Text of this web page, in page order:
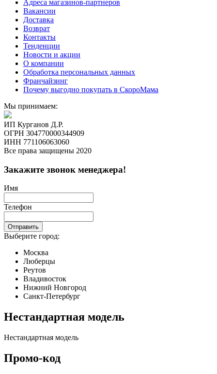
Адреса магазинов-партнеров
Вакансии
Доставка
Возврат
Контакты
Тенденции
Новости и акции
О компании
Обработка персональных данных
Франчайзинг
Почему выгодно покупать в СкороМама
Мы принимаем:
ИП Курганов Д.Р.
ОГРН 304770000344909
ИНН 771106063060
Все права защищены 2020
Закажите звонок менеджера!
Имя
Телефон
Отправить
Выберите город:
Москва
Люберцы
Реутов
Владивосток
Нижний Новгород
Санкт-Петербург
Нестандартная модель
Нестандартная модель
Промо-код